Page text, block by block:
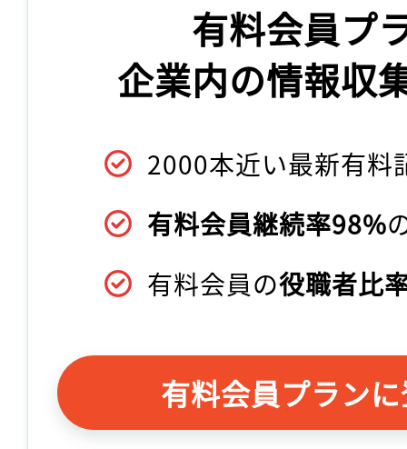
有料会員プ
企業内の情報収
2000本近い最新有料
有料会員継続率98%
有料会員の役職者比
有料会員プラン